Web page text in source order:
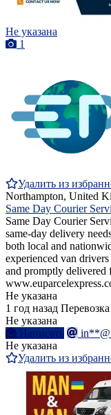
Не указана
1
Удалить из
Northampton, United
Same Day Courier
Same Day Courier
same-day delivery
both local and
experienced van
and promptly
Не указана
1 год назад Перевозка
Не указана
Написать
Не указана
Удалить из